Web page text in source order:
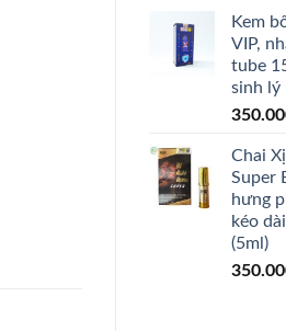
Kem
VIP,
tube
sinh lý
Chai
Super
hưng
kéo
(5ml)